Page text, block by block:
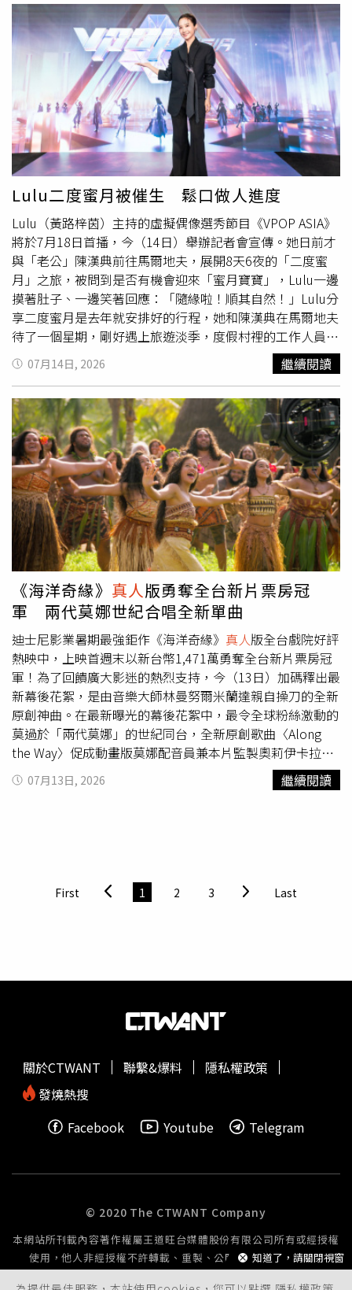
無壓力地吐露心聲。Elly 反手爆料爸爸許雅鈞對她出門玩管
很嚴，所以她常私下拜託媽媽「套好招」，母女聯手騙爸爸
說是去朋友家。當小S摘下耳機後心虛招認：「她常常要我
跟她一起瞞著爸爸，爸爸確實到現在都不知道，而且應該騙
過不只一次吧！」Elly 見狀驚呼：「我就只有那一次！」派
翠克隨即抓到漏洞：「所以其他次是別人騙的（其他女
兒）？媽媽妳自己爆料了啦！」尷尬真相讓小S當場笑翻。
節目最後，眾人來到充滿懷舊情懷的漫畫店。小S感性透
露，小時候放假最喜歡窩在漫畫店裡，當時最愛的浪漫愛情
漫畫是《流星花園》，而恐怖漫畫中最崇拜的作者則是伊藤
潤二。命運奇妙的是，當年不愛看漫畫的大S（徐熙媛），
被找去主演《流星花園》紅遍亞洲，讓當時的小S極度嫉
妒，而多年後，女兒 Elly 竟出演了她最愛的伊藤潤二作
品。小S感嘆：「真心覺得老天爺對我真的很好，自己深愛
的兩部神作，竟然都由最深愛的家人來詮釋。」她更忍不住
大力誇讚 Elly 演得跟漫畫裡一模一樣。然而，面對媽媽滿
溢的母愛與讚美，Elly 卻只給出一個冷淡的招牌微笑，讓小
S氣得忍不住開嗆：「妳是累了是不是！不可以給點反應
嗎？」小S接著追問，如果新戲播出後演技遭到觀眾批評，
未來會不會不敢再接戲？Elly高冷回：「不會。」這讓小S
當場翻白眼：「我看我們下次還是發張孝全、曾敬驊好了，
我都願意挑戰，沒想到女兒竟然比演員還難訪！」《小姐不
熙娣》第 1000 集特別企劃，將於今（15日）播出，敬請鎖
定每週一至週五晚間 10 點，東森綜合 32 頻道。
今年夏天最棒的回憶好好收下！」飾演潔世一最大宿敵兼天
才球員「凪誠士郎」的K，憑藉本片正式以電影演員身分出
道，他表示：「電影處女作就是《藍色監獄》，真的非常幸
福。」隨後笑問：「我從今天開始可以自稱是演員了吧？」
高橋文哉立刻大喊回應：「你就是最強、最完美的凪誠士
郎！恭喜你演員出道！」引來眾演員及全場雷鳴般的掌聲。
K也向台下溫馨喊話：「我之前一直很擔心LUNÉ（粉絲
們）會怎麼看我的表現，如果大家也能喜歡上我作為演員的
這一面，我會非常高興。」高橋文哉在《藍色監獄》擔綱不
斷自我覺醒的男主角「潔世一」。（圖／甲上娛樂提供）飾
演「千切豹馬」的高橋恭平則分享：「原作中我最喜歡的角
色就是千切，所以當初收到邀約時，真的覺得是命中注
定！」並用足球術語幽默催票：「一想到這部電影馬上就要
kick off（開踢）了就覺得好興奮，大家一起在戲院裡追球
吧！」逗得身旁演員紛紛吐槽：「你這絕對是提前想好的台
詞吧！」而本身就是原作狂熱粉的櫻井海音也難掩興奮說：
「看到自己演出的蜂樂迴出現在銀幕上，全身雞皮疙瘩都起
來了！這絕對是一部能引領日本娛樂圈走向新高度的野心之
作！」本片由《王者天下》、《國寶》、《SAKAMOTO
DAYS 坂本日常》金牌製作團隊 CREDEUS 傾力打造， 描述
日本為了奪下世界盃冠軍，啟動了培育世界第一攻擊手的
「藍色監獄」計畫，將全國 300 名高中生前鋒齊聚一堂，
展開極致利己主義的競技生存戰。原作漫畫全球累計發行量
已突破 6,000 萬冊，目前仍於《週刊少年Magazine》超人
氣連載中，並已被翻譯成 24 種語言發行全球，而真人版電
影也確定將在台灣、巴西、捷克等全球 25 個以上的國家與
地區上映。
Lulu二度蜜月被催生 鬆口做人進度
Lulu（黃路梓茵）主持的虛擬偶像選秀節目《VPOP ASIA》
將於7月18日首播，今（14日）舉辦記者會宣傳。她日前才
與「老公」陳漢典前往馬爾地夫，展開8天6夜的「二度蜜
月」之旅，被問到是否有機會迎來「蜜月寶寶」，Lulu一邊
摸著肚子、一邊笑著回應：「隨緣啦！順其自然！」Lulu分
享二度蜜月是去年就安排好的行程，她和陳漢典在馬爾地夫
待了一個星期，剛好遇上旅遊淡季，度假村裡的工作人員甚
至比旅客多兩倍，更幸運的是，整趟旅程天天都是晴天，讓
她忍不住直呼：「人品爆發！很好玩！」至於是否會有「蜜
示：「你就看之後小孩名字裡面有沒有馬爾地夫喔。」這次
主持《VPOP ASIA》，Lulu首度挑戰「對空氣主持」，笑稱
錄影時常覺得自己「看起來太像瘋子了！」她解釋：「舞台
上沒真人，我一直對空氣講話，要瞄一下鏡頭，又要回來看
一下這裡有180公分的偶像。」除了錄影方式新鮮，節目前
置作業也和以往大不相同，她透露，正式錄製前得和每位選
手花上一整天討論角色設定，從世界觀到身世背景都要一一
建立，「這是過去主持任何選秀沒有的經驗，滿特別的」。
07月14日, 2026 繼續閱讀
《海洋奇緣》 真人版勇奪全台新片票房冠
軍 兩代莫娜世紀合唱全新單曲
迪士尼影業暑期最強鉅作《海洋奇緣》 真人版全台戲院好評
熱映中，上映首週末以新台幣1,471萬勇奪全台新片票房冠
軍！為了回饋廣大影迷的熱烈支持，今（13日）加碼釋出最
新幕後花絮，是由音樂大師林曼努爾米蘭達親自操刀的全新
原創神曲。在最新曝光的幕後花絮中，最令全球粉絲激動的
莫過於「兩代莫娜」的世紀同台，全新原創歌曲〈Along
the Way〉促成動畫版莫娜配音員兼本片監製奧莉伊卡拉瓦
爾荷侯與真人版莫娜凱薩琳拉加阿雅的音樂對話，象徵著兩
人的旅程產生奇妙碰撞。奧莉伊感性表示，能將接力棒傳承
提供）除了音樂上的全新突破，
真人版電影在視覺與道具上
也精益求精，毛伊神奇魚鉤道具團隊完全根據動畫原稿，精
版，完美支援戲裡戲外的所有高難度演出。為了在大銀幕上
色澤的天然寶石「螢石」來雕琢「特菲堤之心」，配合不同
場景的複雜燈光，以及應對激烈特技動作的磨損，道具組在
緣》真人 版現正熱映中。《海洋奇緣》真人版音樂幕後花
絮：https://youtu.be/WtEbAY7h9dI
07月13日, 2026 繼續閱讀
First 1 2 3 Last
知道了，請關閉視窗
關於CTWANT 聯繫&爆料
隱私權政策
發燒熱搜
Facebook
Youtube Telegram
© 2020 The CTWANT Company
本網站所刊載內容著作權屬王道旺台媒體股份有限公司所有或經授權
使用，他人非經授權不許轉載、重製、公開播送或公開傳輸。